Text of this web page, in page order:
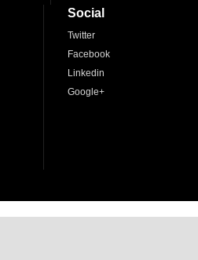
Social
Twitter
Facebook
Linkedin
Google+